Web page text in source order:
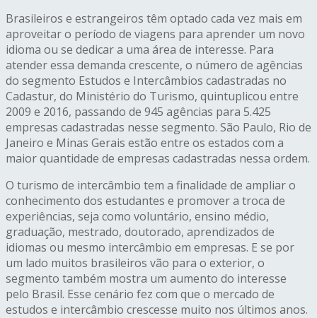
Brasileiros e estrangeiros têm optado cada vez mais em
aproveitar o período de viagens para aprender um novo
idioma ou se dedicar a uma área de interesse. Para
atender essa demanda crescente, o número de agências
do segmento Estudos e Intercâmbios cadastradas no
Cadastur, do Ministério do Turismo, quintuplicou entre
2009 e 2016, passando de 945 agências para 5.425
empresas cadastradas nesse segmento. São Paulo, Rio de
Janeiro e Minas Gerais estão entre os estados com a
maior quantidade de empresas cadastradas nessa ordem.
O turismo de intercâmbio tem a finalidade de ampliar o
conhecimento dos estudantes e promover a troca de
experiências, seja como voluntário, ensino médio,
graduação, mestrado, doutorado, aprendizados de
idiomas ou mesmo intercâmbio em empresas. E se por
um lado muitos brasileiros vão para o exterior, o
segmento também mostra um aumento do interesse
pelo Brasil. Esse cenário fez com que o mercado de
estudos e intercâmbio crescesse muito nos últimos anos.